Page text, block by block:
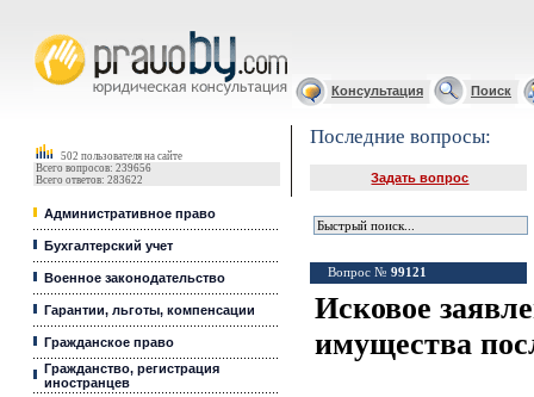
Консультация Поиск
502 пользователя на сайте
Всего вопросов: 239656
Всего ответов: 283622
Административное право
Бухгалтерский учет
Военное законодательство
Гарантии, льготы, компенсации
Гражданское право
Гражданство, регистрация
иностранцев
Последние вопросы:
Задать вопрос
Вопрос № 99121
Исковое
имущества